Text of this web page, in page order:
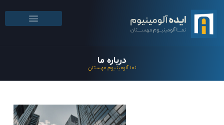
درباره ما
نما آلومینیوم مهستان